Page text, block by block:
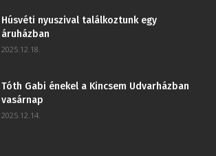
Húsvéti nyuszival találkoztunk egy
áruházban
2025.12.18.
Tóth Gabi énekel a Kincsem Udvarházban
vasárnap
2025.12.14.